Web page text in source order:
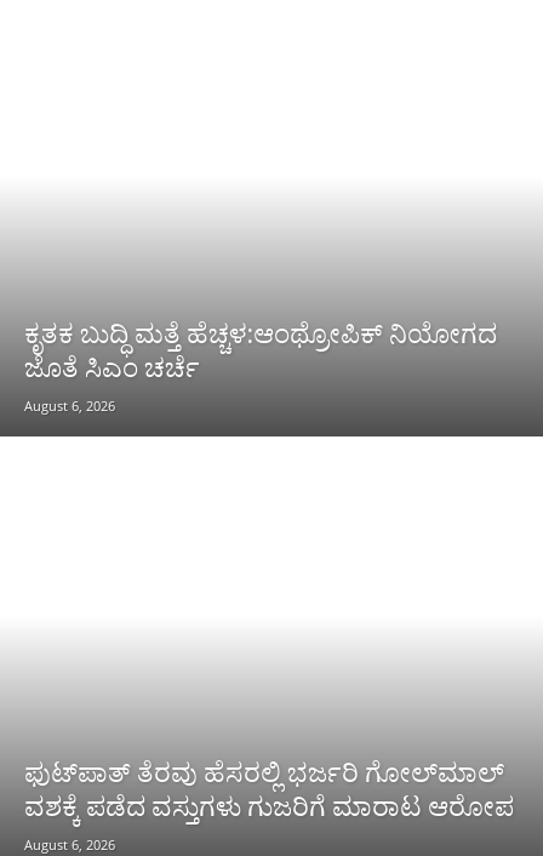
ಕೃತಕ ಬುದ್ಧಿ ಮತ್ತೆ ಹೆಚ್ಚಳ:ಆಂಥ್ರೋಪಿಕ್ ನಿಯೋಗದ
ಜೊತೆ ಸಿಎಂ ಚರ್ಚೆ
August 6, 2026
ಫುಟ್‌ಪಾತ್ ತೆರವು ಹೆಸರಲ್ಲಿ ಭರ್ಜರಿ ಗೋಲ್‌ಮಾಲ್
ವಶಕ್ಕೆ ಪಡೆದ ವಸ್ತುಗಳು ಗುಜರಿಗೆ ಮಾರಾಟ ಆರೋಪ
August 6, 2026